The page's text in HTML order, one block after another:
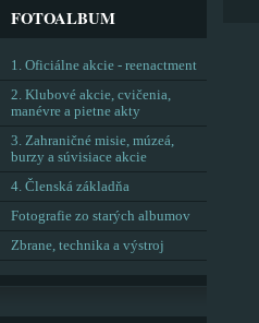
FOTOALBUM
1. Oficiálne akcie - reenactment
2. Klubové akcie, cvičenia,
manévre a pietne akty
3. Zahraničné misie, múzeá,
burzy a súvisiace akcie
4. Členská základňa
Fotografie zo starých albumov
Zbrane, technika a výstroj